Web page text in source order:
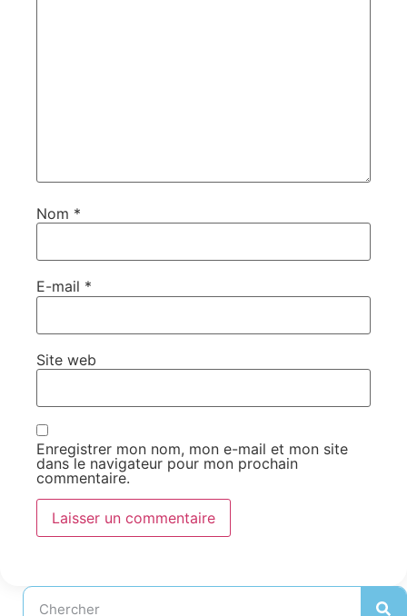
Nom *
E-mail *
Site web
Enregistrer mon nom, mon e-mail et mon site
dans le navigateur pour mon prochain
commentaire.